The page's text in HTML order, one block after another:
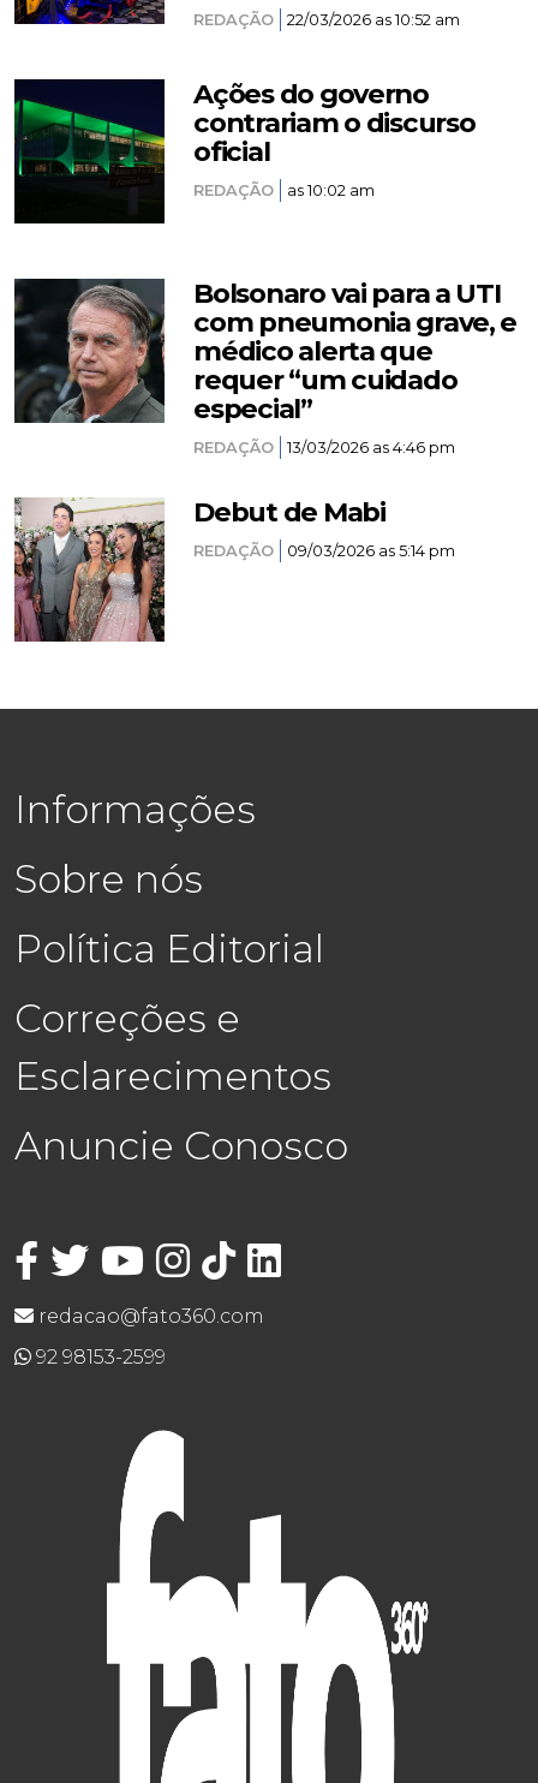
REDAÇÃO 22/03/2026 as 10:52 am
Ações do governo
contrariam o discurso
oficial
REDAÇÃO as 10:02 am
Bolsonaro vai para a UTI
com pneumonia grave, e
médico alerta que
requer “um cuidado
especial”
REDAÇÃO 13/03/2026 as 4:46 pm
Debut de Mabi
REDAÇÃO 09/03/2026 as 5:14 pm
Informações
Sobre nós
Política Editorial
Correções e
Esclarecimentos
Anuncie Conosco
redacao@fato360.com
92 98153-2599